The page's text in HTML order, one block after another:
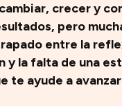
crecer y
pero
entre la
y la falta de una
te ayude a